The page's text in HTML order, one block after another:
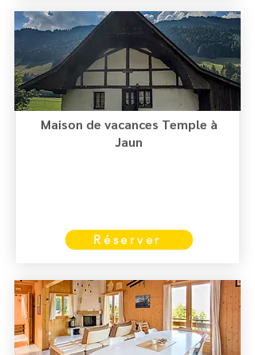
Maison de vacances Temple à
Jaun
Réserver